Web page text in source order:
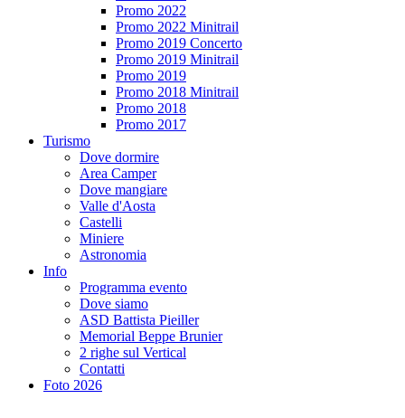
Promo 2022
Promo 2022 Minitrail
Promo 2019 Concerto
Promo 2019 Minitrail
Promo 2019
Promo 2018 Minitrail
Promo 2018
Promo 2017
Turismo
Dove dormire
Area Camper
Dove mangiare
Valle d'Aosta
Castelli
Miniere
Astronomia
Info
Programma evento
Dove siamo
ASD Battista Pieiller
Memorial Beppe Brunier
2 righe sul Vertical
Contatti
Foto 2026